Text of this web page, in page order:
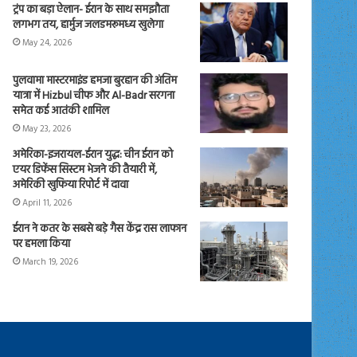
ट्रंप का बड़ा ऐलान- ईरान के साथ समझौता
लगभग तय, हार्मुज जलडमरूमध्य खुलेगा
May 24, 2026
पुलवामा मास्टरमाइंड हमजा बुरहान की अंतिम
यात्रा में Hizbul चीफ और Al-Badr सरगना
समेत कई आतंकी शामिल
May 23, 2026
अमेरिका-इजरायल-ईरान युद्ध: चीन ईरान को
एयर डिफेंस सिस्टम भेजने की तैयारी में,
अमेरिकी खुफिया रिपोर्ट में दावा
April 11, 2026
ईरान ने कतर के सबसे बड़े गैस केंद्र रास लाफान
पर हमला किया
March 19, 2026